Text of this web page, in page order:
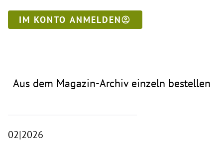
IM KONTO ANMELDEN
Aus dem Magazin-Archiv einzeln bestellen
02|2026